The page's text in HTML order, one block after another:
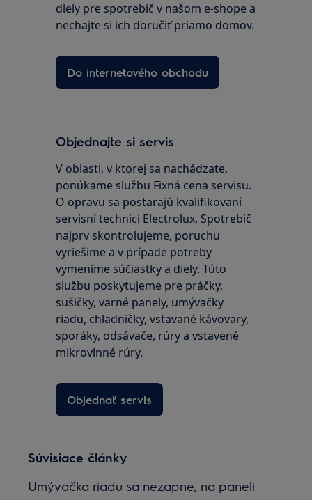
diely pre spotrebič v našom e-shope a
nechajte si ich doručiť priamo domov.
Do internetového obchodu
Objednajte si servis
V oblasti, v ktorej sa nachádzate,
ponúkame službu Fixná cena servisu.
O opravu sa postarajú kvalifikovaní
servisní technici Electrolux. Spotrebič
najprv skontrolujeme, poruchu
vyriešime a v prípade potreby
vymeníme súčiastky a diely. Túto
službu poskytujeme pre práčky,
sušičky, varné panely, umývačky
riadu, chladničky, vstavané kávovary,
sporáky, odsávače, rúry a vstavené
mikrovlnné rúry.
Objednať servis
Súvisiace články
Umývačka riadu sa nezapne, na paneli